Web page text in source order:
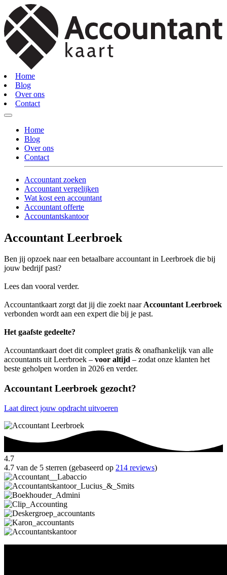
Home
Blog
Over ons
Contact
Home
Blog
Over ons
Contact
Accountant zoeken
Accountant vergelijken
Wat kost een accountant
Accountant offerte
Accountantskantoor
Accountant Leerbroek
Ben jij opzoek naar een betaalbare accountant in Leerbroek die bij
jouw bedrijf past?
Lees dan vooral verder.
Accountantkaart zorgt dat jij die zoekt naarAccountant Leerbroek
verbonden wordt aan een expert die bij je past.
Het gaafste gedeelte?
Accountantkaart doet dit compleet gratis & onafhankelijk van alle
accountants uit Leerbroek – voor altijd – zodat onze klanten het
beste geholpen worden in 2026 en verder.
Accountant Leerbroek gezocht?
Laat direct jouw opdracht uitvoeren
4.7
4.7 van de 5 sterren (gebaseerd op 214 reviews)